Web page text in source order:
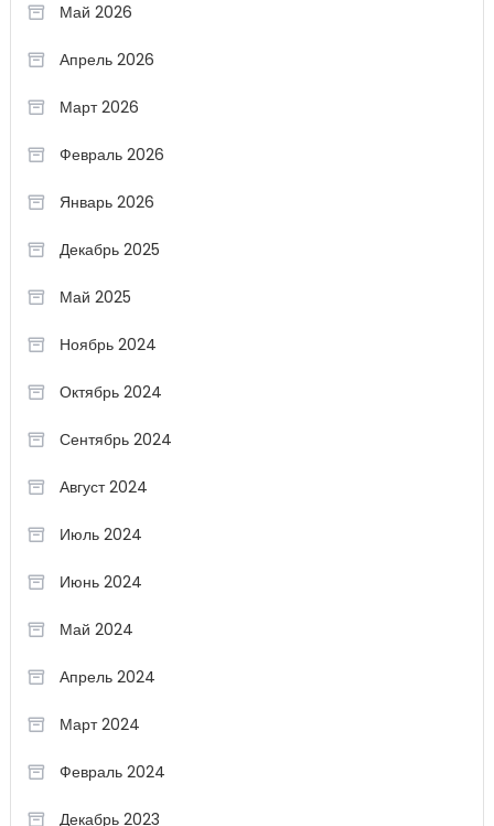
Май 2026
Апрель 2026
Март 2026
Февраль 2026
Январь 2026
Декабрь 2025
Май 2025
Ноябрь 2024
Октябрь 2024
Сентябрь 2024
Август 2024
Июль 2024
Июнь 2024
Май 2024
Апрель 2024
Март 2024
Февраль 2024
Декабрь 2023